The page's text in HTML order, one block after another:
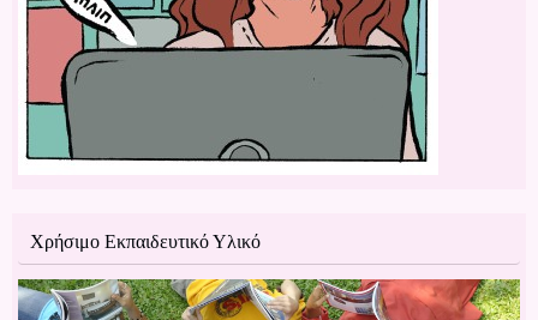
Χρήσιμο Εκπαιδευτικό Υλικό